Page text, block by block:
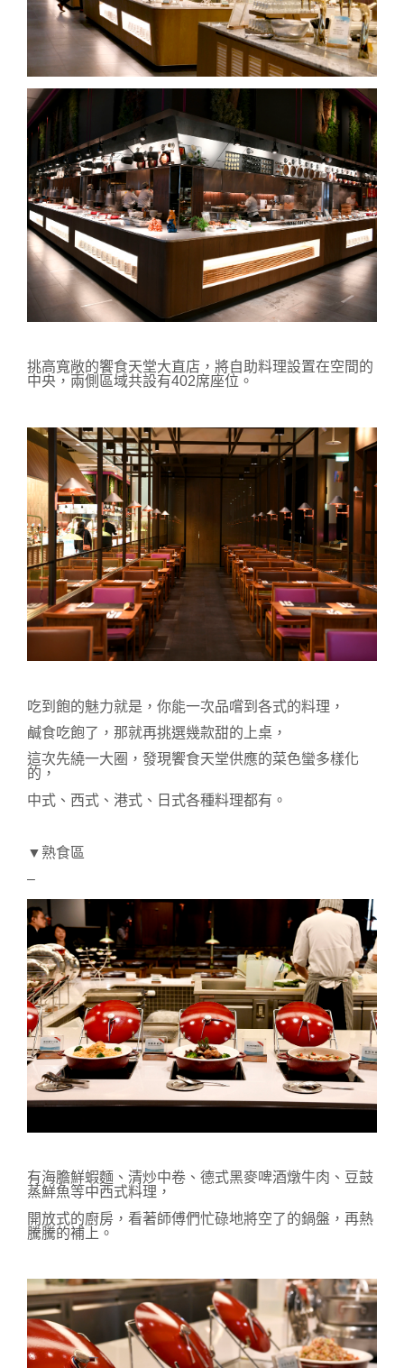
挑高寬敞的饗食天堂大直店，將自助料理設置在空間的
中央，兩側區域共設有402席座位。
吃到飽的魅力就是，你能一次品嚐到各式的料理，
鹹食吃飽了，那就再挑選幾款甜的上桌，
這次先繞一大圈，發現饗食天堂供應的菜色蠻多樣化
的，
中式、西式、港式、日式各種料理都有。
▼熟食區
–
有海膽鮮蝦麵、清炒中卷、德式黑麥啤酒燉牛肉、豆鼓
蒸鮮魚等中西式料理，
開放式的廚房，看著師傅們忙碌地將空了的鍋盤，再熱
騰騰的補上。